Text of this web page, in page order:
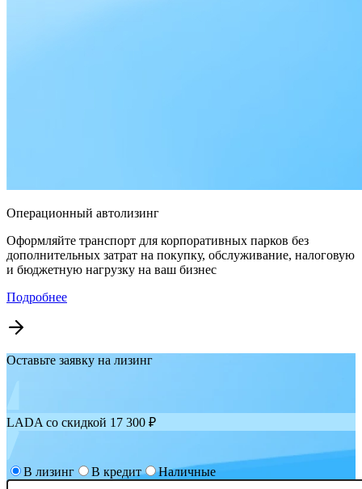
Операционный автолизинг
Оформляйте транспорт для корпоративных парков без
дополнительных затрат на покупку, обслуживание, налоговую
и бюджетную нагрузку на ваш бизнес
Подробнее
Оставьте заявку на лизинг
LADA со скидкой 17 300 ₽
В лизинг В кредит Наличные